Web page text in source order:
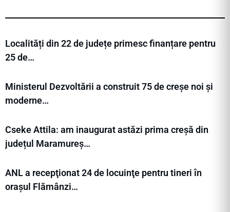
Localități din 22 de județe primesc finanțare pentru
25 de…
Ministerul Dezvoltării a construit 75 de creșe noi și
moderne…
Cseke Attila: am inaugurat astăzi prima creșă din
județul Maramureș…
ANL a recepţionat 24 de locuinţe pentru tineri în
orașul Flămânzi…